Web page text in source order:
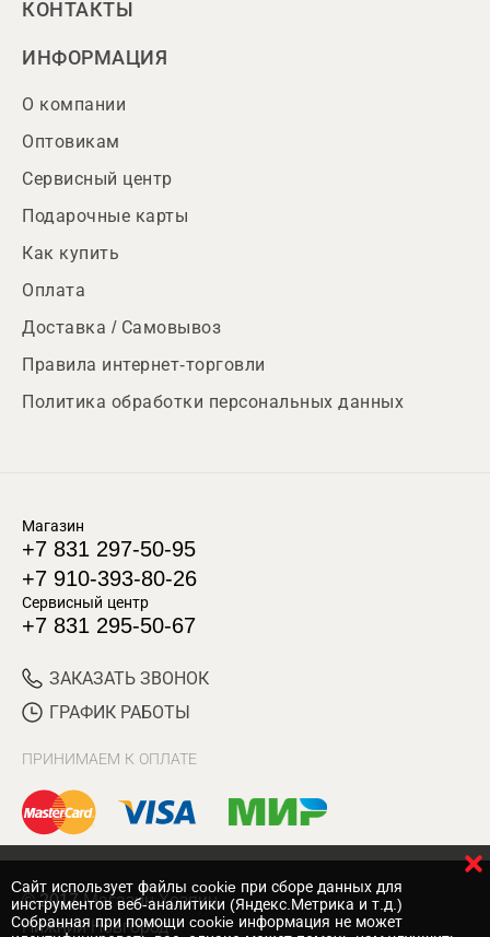
КОНТАКТЫ
ИНФОРМАЦИЯ
О компании
Оптовикам
Сервисный центр
Подарочные карты
Как купить
Оплата
Доставка / Самовывоз
Правила интернет-торговли
Политика обработки персональных данных
Магазин
+7 831 297-50-95
+7 910-393-80-26
Сервисный центр
+7 831 295-50-67
ЗАКАЗАТЬ ЗВОНОК
ГРАФИК РАБОТЫ
ПРИНИМАЕМ К ОПЛАТЕ
© 2017 Магазин Хозяин
Нижний Новгород
Cайт использует файлы cookie при сборе данных для
инструментов веб-аналитики (Яндекс.Метрика и т.д.)
Собранная при помощи cookie информация не может